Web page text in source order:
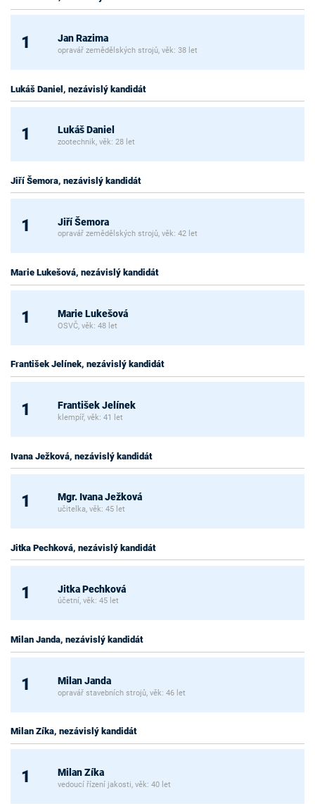
1 Jan Razima
opravář zemědělských strojů, věk: 38 let
Lukáš Daniel, nezávislý kandidát
1 Lukáš Daniel
zootechnik, věk: 28 let
Jiří Šemora, nezávislý kandidát
1 Jiří Šemora
opravář zemědělských strojů, věk: 42 let
Marie Lukešová, nezávislý kandidát
1 Marie Lukešová
OSVČ, věk: 48 let
František Jelínek, nezávislý kandidát
1 František Jelínek
klempíř, věk: 41 let
Ivana Ježková, nezávislý kandidát
1 Mgr. Ivana Ježková
učitelka, věk: 45 let
Jitka Pechková, nezávislý kandidát
1 Jitka Pechková
účetní, věk: 45 let
Milan Janda, nezávislý kandidát
1 Milan Janda
opravář stavebních strojů, věk: 46 let
Milan Zíka, nezávislý kandidát
1 Milan Zíka
vedoucí řízení jakosti, věk: 40 let